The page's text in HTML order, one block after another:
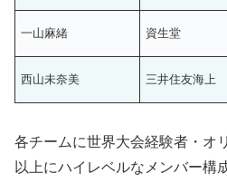
一山麻緒 資生堂
西山未奈美 三井住友海上
各チームに世界大会経験者・オ
以上にハイレベルなメンバー構